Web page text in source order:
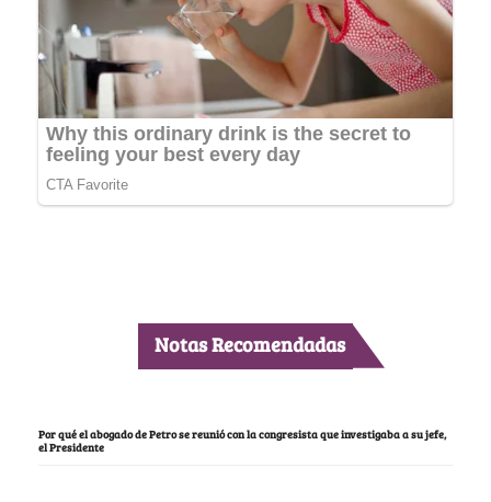
Notas Recomendadas
Por qué el abogado de Petro se reunió con la congresista que investigaba a su jefe,
el Presidente